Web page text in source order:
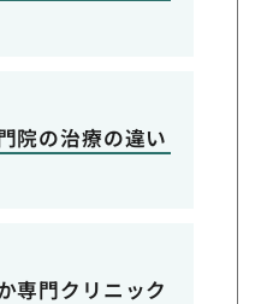
院の治療の違い
専門クリニック